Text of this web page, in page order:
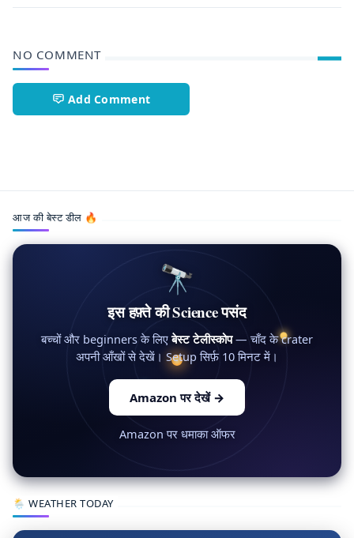
NO COMMENT
Add Comment
आज की बेस्ट डील 🔥
🔭
इस हफ़्ते की Science पसंद
बच्चों और beginners के लिएबेस्ट टेलीस्कोप— चाँद के crater
अपनी आँखों से देखें। Setup सिर्फ़ 10 मिनट में।
Amazon पर देखें →
Amazon पर धमाका ऑफर
🌦 WEATHER TODAY